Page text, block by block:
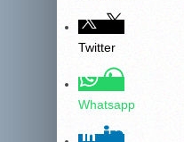
Twitter
Whatsapp